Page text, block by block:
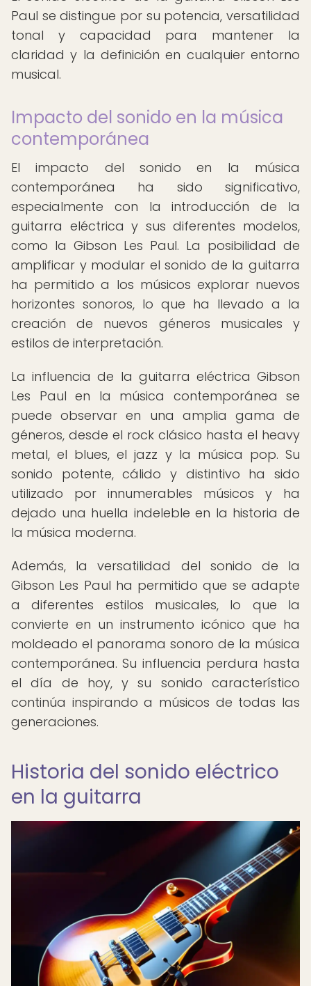
Paul se distingue por su potencia, versatilidad
tonal y capacidad para mantener la
claridad y la definición en cualquier entorno
musical.
Impacto del sonido en la música
contemporánea
El impacto del sonido en la música
contemporánea ha sido significativo,
especialmente con la introducción de la
guitarra eléctrica y sus diferentes modelos,
como la Gibson Les Paul. La posibilidad de
amplificar y modular el sonido de la guitarra
ha permitido a los músicos explorar nuevos
horizontes sonoros, lo que ha llevado a la
creación de nuevos géneros musicales y
estilos de interpretación.
La influencia de la guitarra eléctrica Gibson
Les Paul en la música contemporánea se
puede observar en una amplia gama de
géneros, desde el rock clásico hasta el heavy
metal, el blues, el jazz y la música pop. Su
sonido potente, cálido y distintivo ha sido
utilizado por innumerables músicos y ha
dejado una huella indeleble en la historia de
la música moderna.
Además, la versatilidad del sonido de la
Gibson Les Paul ha permitido que se adapte
a diferentes estilos musicales, lo que la
convierte en un instrumento icónico que ha
moldeado el panorama sonoro de la música
contemporánea. Su influencia perdura hasta
el día de hoy, y su sonido característico
continúa inspirando a músicos de todas las
generaciones.
Historia del sonido eléctrico
en la guitarra